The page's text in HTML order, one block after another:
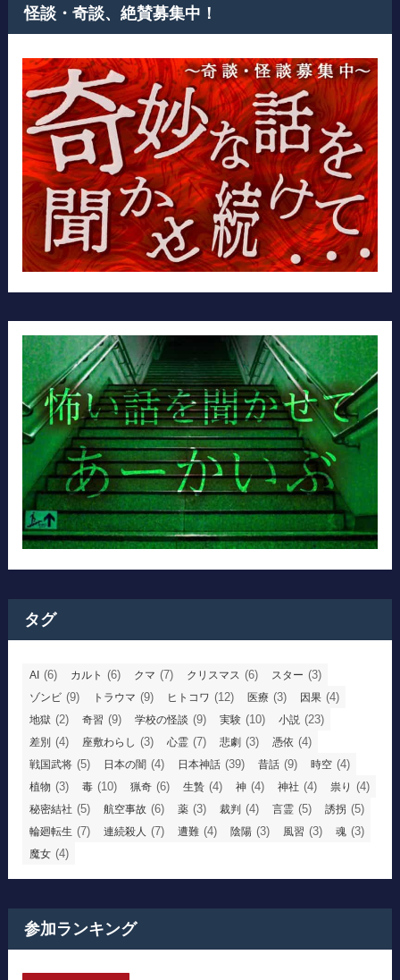
怪談・奇談、絶賛募集中！
タグ
AI (6) カルト (6) クマ (7) クリスマス (6) スター (3)
ゾンビ (9) トラウマ (9) ヒトコワ (12) 医療 (3) 因果 (4)
地獄 (2) 奇習 (9) 学校の怪談 (9) 実験 (10) 小説 (23)
差別 (4) 座敷わらし (3) 心霊 (7) 悲劇 (3) 憑依 (4)
戦国武将 (5) 日本の闇 (4) 日本神話 (39) 昔話 (9) 時空 (4)
植物 (3) 毒 (10) 猟奇 (6) 生贄 (4) 神 (4) 神社 (4) 祟り (4)
秘密結社 (5) 航空事故 (6) 薬 (3) 裁判 (4) 言霊 (5) 誘拐 (5)
輪廻転生 (7) 連続殺人 (7) 遭難 (4) 陰陽 (3) 風習 (3) 魂 (3)
魔女 (4)
参加ランキング